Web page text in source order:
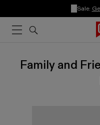
Sale:
Family and